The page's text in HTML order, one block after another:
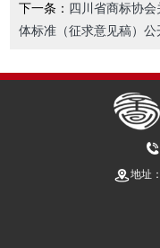
下一条： 四川省商标协
体标准（征求意见稿）公
地址